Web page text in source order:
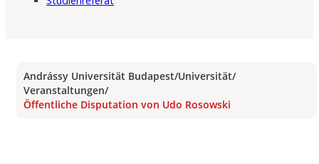
Andrássy Universität Budapest/Universität/
Veranstaltungen/
Öffentliche Disputation von Udo Rosowski